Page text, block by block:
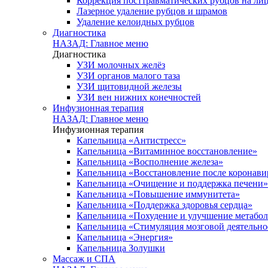
Лазерное удаление рубцов и шрамов
Удаление келоидных рубцов
Диагностика
НАЗАД: Главное меню
Диагностика
УЗИ молочных желёз
УЗИ органов малого таза
УЗИ щитовидной железы
УЗИ вен нижних конечностей
Инфузионная терапия
НАЗАД: Главное меню
Инфузионная терапия
Капельница «Антистресс»
Капельница «Витаминное восстановление»
Капельница «Восполнение железа»
Капельница «Восстановление после
Капельница «Очищение и поддержка печени»
Капельница «Повышение иммунитета»
Капельница «Поддержка здоровья сердца»
Капельница «Похудение и улучшение
Капельница «Стимуляция мозговой
Капельница «Энергия»
Капельница Золушки
Массаж и СПА